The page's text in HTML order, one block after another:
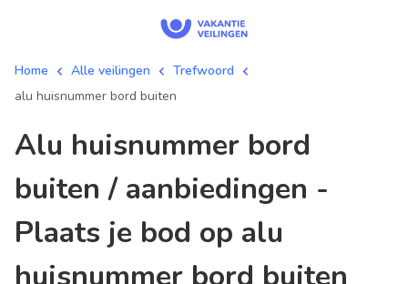
Home Alle veilingen
Trefwoord
alu huisnummer bord buiten
alu huisnummer bord
buiten / aanbiedingen -
Plaats je bod op alu